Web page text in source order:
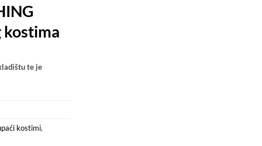
kostima
te je
kostimi,